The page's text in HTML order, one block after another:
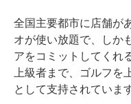
全国主要都市に店舗が
オが使い放題で、しか
アをコミットしてくれ
上級者まで、ゴルフ
として支持されていま